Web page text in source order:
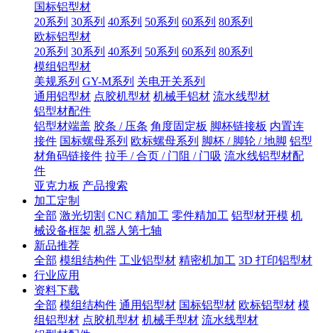
国标铝型材
20系列 30系列 40系列 50系列 60系列 80系列
欧标铝型材
20系列 30系列 40系列 50系列 60系列 80系列
模组铝型材
美规系列 GY-M系列 关电开关系列
通用铝型材 点胶机型材 机械手铝材 流水线型材
铝型材配件
铝型材端盖 胶条 / 压条 角度固定板 脚杯链接板 内置连
接件 国标螺母系列 欧标螺母系列 脚杯 / 脚轮 / 地脚 铝型
材角码链接件 拉手 / 合页 / 门阻 / 门吸 流水线铝型材配
件
亚克力板 产品搜索
加工定制
全部 激光切割 CNC 精加工 零件精加工 铝型材开模 机
械设备框架 机器人第七轴
新品推荐
全部 模组结构件 工业铝型材 精密机加工 3D 打印铝型材
行业应用
资料下载
全部 模组结构件 通用铝型材 国标铝型材 欧标铝型材 模
组铝型材 点胶机型材 机械手型材 流水线型材